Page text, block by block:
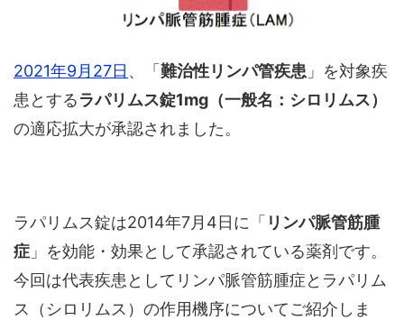
2021年9月27日 、「 難治性リンパ管疾患 」を対象疾
患とするラパリムス錠1mg（一般名：シロリムス）
の適応拡大が承認されました。
ラパリムス錠は2014年7月4日に「 リンパ脈管筋腫
症 」を効能・効果として承認されている薬剤です。
今回は代表疾患としてリンパ脈管筋腫症とラパリム
ス（シロリムス）の作用機序についてご紹介しま